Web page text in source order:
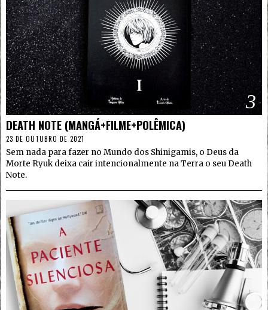
3
DEATH NOTE (MANGÁ+FILME+POLÊMICA)
23 DE OUTUBRO DE 2021
Sem nada para fazer no Mundo dos Shinigamis, o Deus da
Morte Ryuk deixa cair intencionalmente na Terra o seu Death
Note.